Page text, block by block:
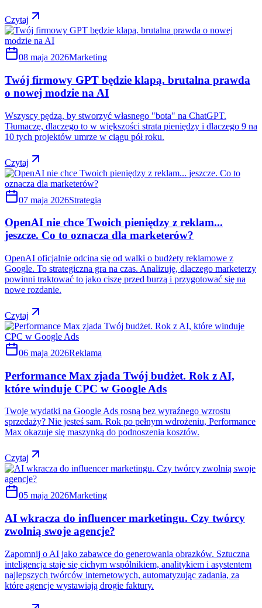
Czytaj
08 maja 2026Marketing
Twój firmowy GPT będzie klapą. brutalna prawda
o nowej modzie na AI
Wszyscy pędzą, by stworzyć własnego "bota" na ChatGPT.
Tłumaczę, dlaczego to w większości strata pieniędzy i dlaczego 9 na
10 tych projektów umrze w ciągu pół roku.
Czytaj
07 maja 2026Strategia
OpenAI nie chce Twoich pieniędzy z reklam...
jeszcze. Co to oznacza dla marketerów?
OpenAI oficjalnie odcina się od walki o budżety reklamowe z
Google. To strategiczna gra na czas. Analizuję, dlaczego marketerzy
powinni traktować to jako ciszę przed burzą i przygotować się na
nowe rozdanie.
Czytaj
06 maja 2026Reklama
Performance Max zjada Twój budżet. Rok z AI,
które winduje CPC w Google Ads
Twoje wydatki na Google Ads rosną bez wyraźnego wzrostu
sprzedaży? Nie jesteś sam. Rok po pełnym wdrożeniu, Performance
Max okazuje się maszynką do podnoszenia kosztów.
Czytaj
05 maja 2026Marketing
AI wkracza do influencer marketingu. Czy twórcy
zwolnią swoje agencje?
Zapomnij o AI jako zabawce do generowania obrazków. Sztuczna
inteligencja staje się cichym wspólnikiem, analitykiem i asystentem
najlepszych twórców internetowych, automatyzując zadania, za
które agencje wystawiają drogie faktury.